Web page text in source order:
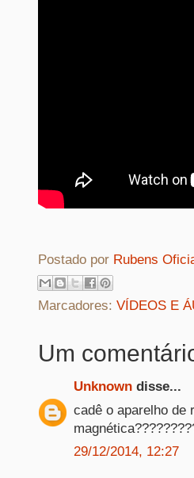
Postado por Rubens
Marcadores: VÍDEOS E
Um
Unknown disse...
cadê o aparelho de
29/12/2014, 12:27